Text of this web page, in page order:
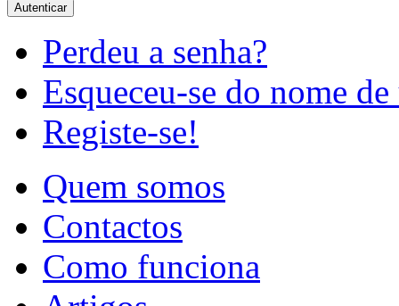
Autenticar
Perdeu a senha?
Esqueceu-se do nome
Registe-se!
Quem somos
Contactos
Como funciona